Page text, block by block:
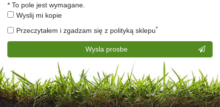
* To pole jest wymagane.
Wyslij mi kopie
Przeczytałem i zgadzam się z polityką sklepu*
Contact
honey
Wysla prosbe